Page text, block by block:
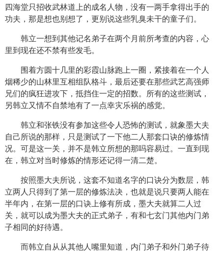
四海堂只招收武林道上的成名人物，没有一两手拿得出手的
功夫，那是想也别想了，更别说这些乳臭未干的童子们。
韩立一想到其他记名弟子在两个月前所考查的内容，心
里到现在还不禁有些发毛。
围着方圆十几里的彩霞山脉跑上一圈，紧接着在一个人
烟稀少的山林里互相组队格斗，最后还要在那些武艺高强师
兄们的疯狂进攻下，抵挡住一定的招数。所有的这些测试，
另韩立又情不自禁地有了一点幸灾乐祸的感觉。
韩立和张铁没有参加这些令人恐怖的测试，就象墨大夫
自己所说的那样，只是测试了一下他二人那套口诀的修炼情
况。可是这一关，并不是韩立所想的那吗容易过。一直到现
在，韩立对当时修炼的情形还记得一清二楚。
按照墨大夫所说，这套不知道名字的口诀分为数层，韩
立两人只得到了第一层的修炼法决，也就是说只要两人能在
半年内，在第一层的口诀上修有所成，墨大夫就算二人过
关，就可以成为墨大夫的正式弟子，有和七玄门其他内门弟
子相同的好待遇。
而韩立自从从其他人嘴里知道，内门弟子和外门弟子待